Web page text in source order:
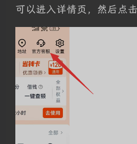
可以进入详情页，然后点